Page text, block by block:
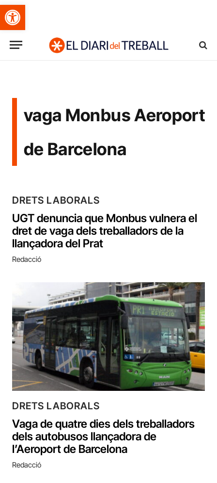
Obre la barra d'eines
vaga Monbus Aeroport
de Barcelona
DRETS LABORALS
UGT denuncia que Monbus vulnera el
dret de vaga dels treballadors de la
llançadora del Prat
Redacció
DRETS LABORALS
Vaga de quatre dies dels treballadors
dels autobusos llançadora de
l’Aeroport de Barcelona
Redacció